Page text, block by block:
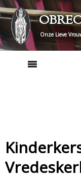
Skip
to
content
Onze Lieve